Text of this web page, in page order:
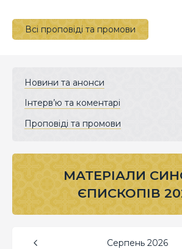
Всі проповіді та промови
Новини та анонси
Інтерв’ю та коментарі
Проповіді та промови
МАТЕРІАЛИ
ЄПИСКОПІВ
Серпень 2026